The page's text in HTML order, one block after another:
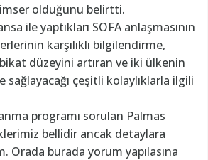
olduğunu belirtti.
ile yaptıkları SOFA anlaşmasının
karşılıklı bilgilendirme,
düzeyini artıran ve iki ülkenin
sağlayacağı çeşitli kolaylıklarla ilgili
programı sorulan Palmas
bellidir ancak detaylara
Orada burada yorum yapılasına